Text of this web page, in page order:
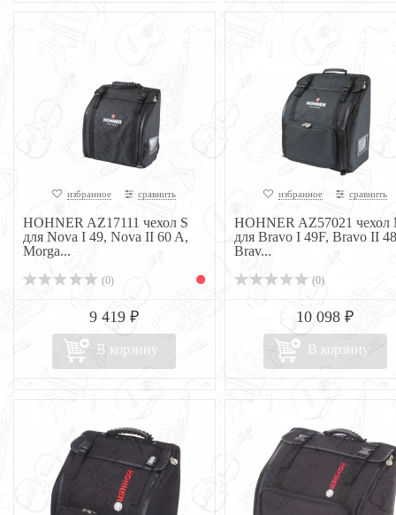
избранное сравнить
HOHNER AZ17111 чехол S
для Nova I 49, Nova II 60 A,
Morga...
(0)
9 419 ₽
В корзину
избранное сравнить
HOHNER AZ57021 чехол
для Bravo I 49F, Bravo II
Brav...
(0)
10 098 ₽
В корзину